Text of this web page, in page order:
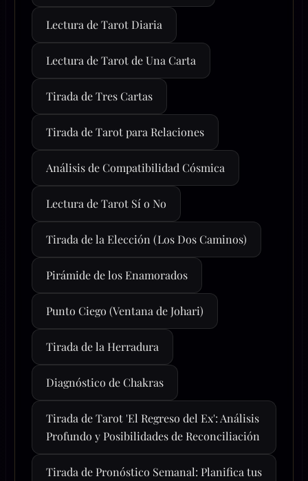
Lectura de Tarot Diaria
Lectura de Tarot de Una Carta
Tirada de Tres Cartas
Tirada de Tarot para Relaciones
Análisis de Compatibilidad Cósmica
Lectura de Tarot Sí o No
Tirada de la Elección (Los Dos Caminos)
Pirámide de los Enamorados
Punto Ciego (Ventana de Johari)
Tirada de la Herradura
Diagnóstico de Chakras
Tirada de Tarot 'El Regreso del Ex': Análisis
Profundo y Posibilidades de Reconciliación
Tirada de Pronóstico Semanal: Planifica tus